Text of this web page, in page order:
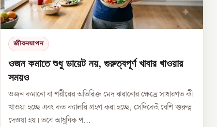
জীবনযাপন
ওজন কমাতে শুধু ডায়েট নয়, গুরুত্বপূর্ণ খাবার খাওয়ার
সময়ও
ওজন কমানো বা শরীরের অতিরিক্ত মেদ ঝরানোর ক্ষেত্রে সাধারণত কী
খাওয়া হচ্ছে এবং কত ক্যালরি গ্রহণ করা হচ্ছে, সেদিকেই বেশি গুরুত্ব
দেওয়া হয়। তবে আধুনিক প...